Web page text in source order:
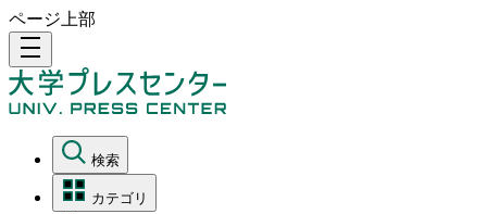
ページ上部
density_medium
検索
カテゴリ